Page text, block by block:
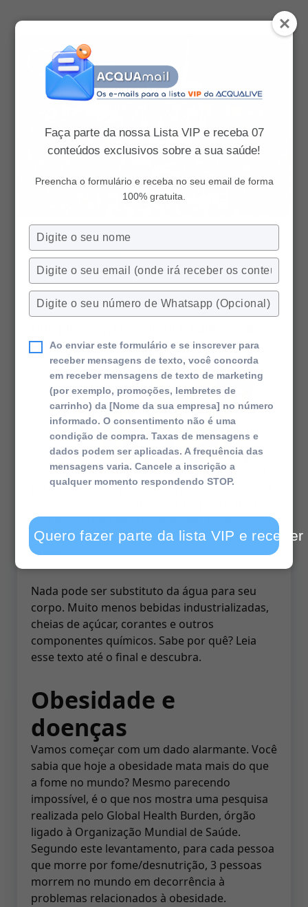
Acqualive
25 fev 2019
Sem categoria
outras bebidas
Você sente aquela sede, corre para a cozinha
para se hidratar, pega um copo e enche-o com
seja água, sinto em lhe dizer, mas você
respondeu errado e está prejudicando sua
saúde.
Nada pode ser substituto da água para seu
corpo. Muito menos bebidas industrializadas,
cheias de açúcar, corantes e outros
componentes químicos. Sabe por quê? Leia
esse texto até o final e descubra.
Obesidade e
doenças
Vamos começar com um dado alarmante. Você
sabia que hoje a obesidade mata mais do que
a fome no mundo? Mesmo parecendo
impossível, é o que nos mostra uma pesquisa
realizada pelo Global Health Burden, órgão
ligado à Organização Mundial de Saúde.
Segundo este levantamento, para cada pessoa
que morre por fome/desnutrição, 3 pessoas
morrem no mundo em decorrência à
problemas relacionados à obesidade.
Faça parte da nossa Lista VIP e receba 07
conteúdos exclusivos sobre a sua saúde!
Preencha o formulário e receba no seu email de forma
100% gratuita.
Digite
seu
nome
Digite
seu
email
Digite
seu
Ao enviar este formulário e se inscrever para
receber mensagens de texto, você concorda
em receber mensagens de texto de marketing
(por exemplo, promoções, lembretes de
carrinho) da [Nome da sua empresa] no número
informado. O consentimento não é uma
condição de compra. Taxas de mensagens e
dados podem ser aplicadas. A frequência das
mensagens varia. Cancele a inscrição a
qualquer momento respondendo STOP.
Quero fazer parte da lista VIP e